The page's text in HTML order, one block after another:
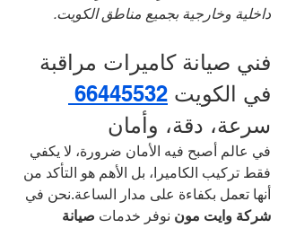
داخلية وخارجية بجميع مناطق الكويت.
فني صيانة كاميرات مراقبة
في الكويت 66445532
سرعة، دقة، وأمان
في عالم أصبح فيه الأمان ضرورة، لا يكفي
فقط تركيب الكاميرا، بل الأهم هو التأكد من
أنها تعمل بكفاءة على مدار الساعة.نحن في
شركة وايت مون نوفر خدمات صيانة